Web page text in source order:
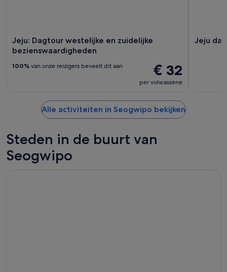
Jeju: Dagtour westelijke en zuidelijke
bezienswaardigheden
€ 32
per volwassene
100% van onze reizigers beveelt dit aan
Jeju
Alle activiteiten in Seogwipo bekijken
Steden in de buurt van
Seogwipo